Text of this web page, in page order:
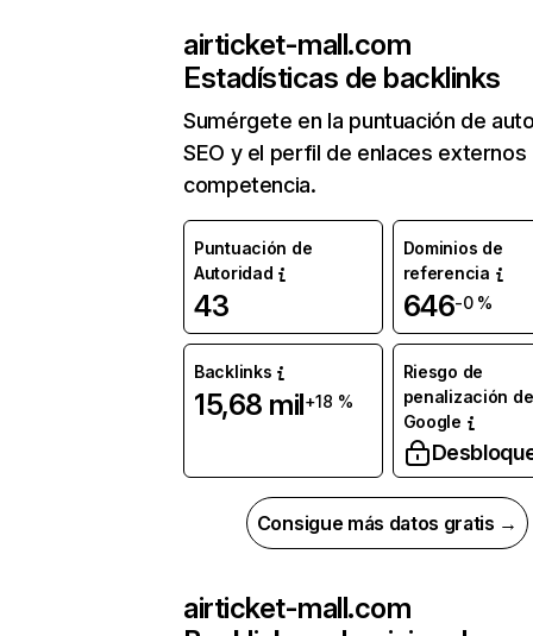
airticket-mall.com
Estadísticas de backlinks
Sumérgete en la puntuación de
SEO y el perfil de enlaces externos
competencia.
Puntuación de
Autoridad
43
Dominios de
referencia
646-0 %
Backlinks
15,68 mil+18 %
Riesgo de
penalización de
Google
Consigue más datos gratis →
airticket-mall.com